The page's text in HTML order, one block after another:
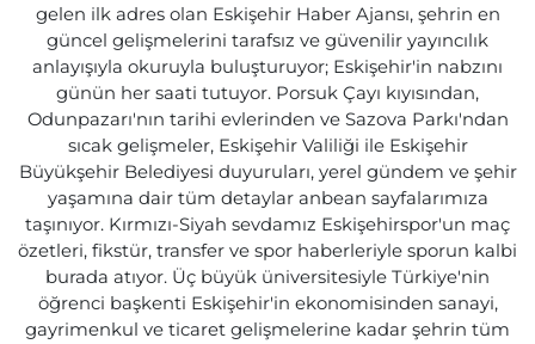
gelen ilk adres olan Eskişehir Haber Ajansı, şehrin en
güncel gelişmelerini tarafsız ve güvenilir yayıncılık
anlayışıyla okuruyla buluşturuyor; Eskişehir'in nabzını
günün her saati tutuyor. Porsuk Çayı kıyısından,
Odunpazarı'nın tarihi evlerinden ve Sazova Parkı'ndan
sıcak gelişmeler, Eskişehir Valiliği ile Eskişehir
Büyükşehir Belediyesi duyuruları, yerel gündem ve şehir
yaşamına dair tüm detaylar anbean sayfalarımıza
taşınıyor. Kırmızı-Siyah sevdamız Eskişehirspor'un maç
özetleri, fikstür, transfer ve spor haberleriyle sporun kalbi
burada atıyor. Üç büyük üniversitesiyle Türkiye'nin
öğrenci başkenti Eskişehir'in ekonomisinden sanayi,
gayrimenkul ve ticaret gelişmelerine kadar şehrin tüm